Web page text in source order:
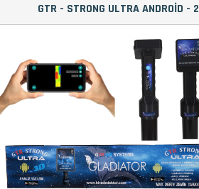
GTR - STRONG ULTRA ANDROİD - 2